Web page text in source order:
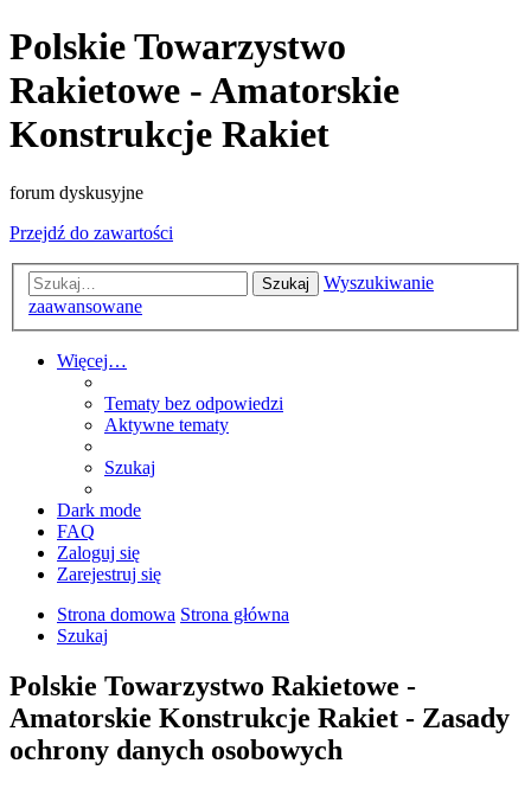
Polskie Towarzystwo
Rakietowe - Amatorskie
Konstrukcje Rakiet
forum dyskusyjne
Przejdź do zawartości
Szukaj
Wyszukiwanie
zaawansowane
Więcej…
Tematy bez odpowiedzi
Aktywne tematy
Szukaj
Dark mode
FAQ
Zaloguj się
Zarejestruj się
Strona domowa Strona główna
Szukaj
Polskie Towarzystwo Rakietowe -
Amatorskie Konstrukcje Rakiet - Zasady
ochrony danych osobowych